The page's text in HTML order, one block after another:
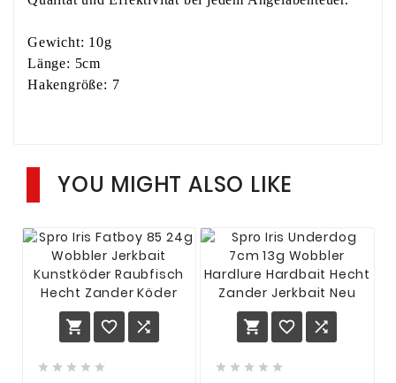
Gewicht: 10g
Länge: 5cm
Hakengröße: 7
YOU MIGHT ALSO LIKE
  
    
  
    